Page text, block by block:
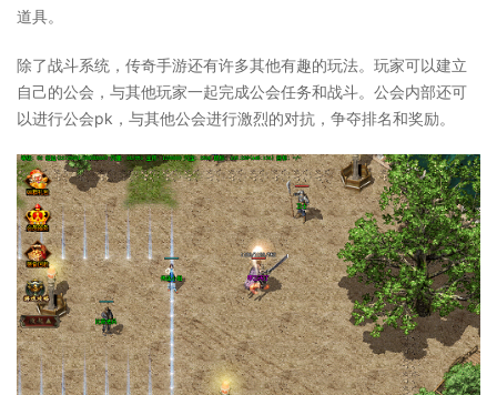
道具。
除了战斗系统，传奇手游还有许多其他有趣的玩法。玩家可以建立
自己的公会，与其他玩家一起完成公会任务和战斗。公会内部还可
以进行公会pk，与其他公会进行激烈的对抗，争夺排名和奖励。